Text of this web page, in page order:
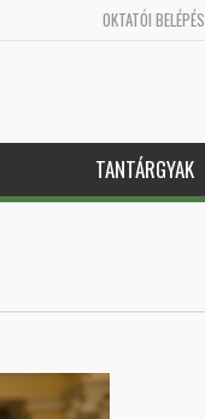
OKTATÓI BELÉPÉS
TANTÁRGYAK